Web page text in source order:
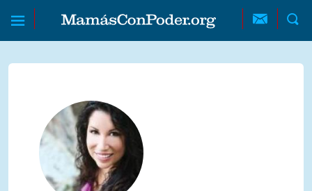
Skip to main content
Skip to main content
MamásConPoder